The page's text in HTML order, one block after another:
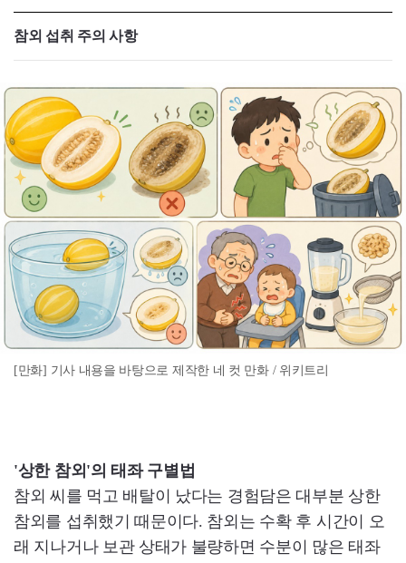
참외 섭취 주의 사항
[만화] 기사 내용을 바탕으로 제작한 네 컷 만화 / 위키트리
'상한 참외'의 태좌 구별법
참외 씨를 먹고 배탈이 났다는 경험담은 대부분 상한
참외를 섭취했기 때문이다. 참외는 수확 후 시간이 오
래 지나거나 보관 상태가 불량하면 수분이 많은 태좌